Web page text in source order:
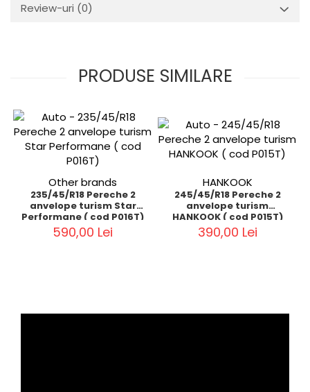
Review-uri (0)
PRODUSE SIMILARE
Other brands
235/45/R18 Pereche 2
anvelope turism Star
Performane ( cod P016T)
590,00 Lei
HANKOOK
245/45/R18 Pereche 2
anvelope turism
HANKOOK ( cod P015T)
390,00 Lei